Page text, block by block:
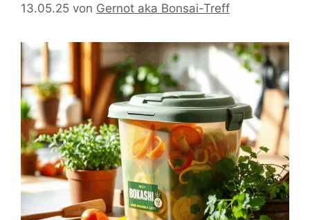
13.05.25 von Gernot aka Bonsai-Treff